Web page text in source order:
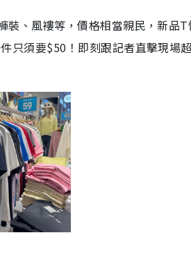
裝、風褸等，價格相當親民，新品
只須要$50！即刻跟記者直擊現場